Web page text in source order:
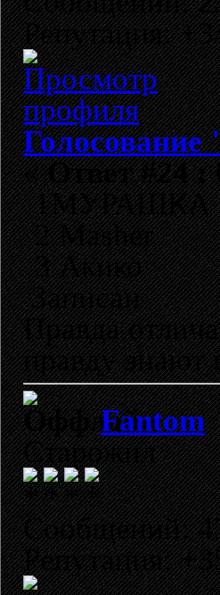
Репутация:
«Ответ #24 :
1МУРАШКА
2 Masher
3 Акико
Записан
Правда
правду знают
Fantom
Старожил
Сообщений:
Репутация: